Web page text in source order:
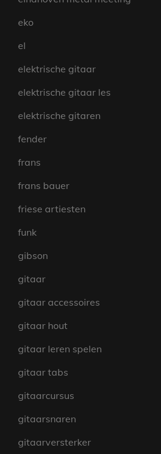
eko
el
elektrische gitaar
elektrische gitaar les
elektrische gitaren
fender
frans
frans bauer
friese artiesten
funk
gibson
gitaar
gitaar accessoires
gitaar hout
gitaar leren spelen
gitaar tabs
gitaarcursus
gitaarsnaren
gitaarversterker